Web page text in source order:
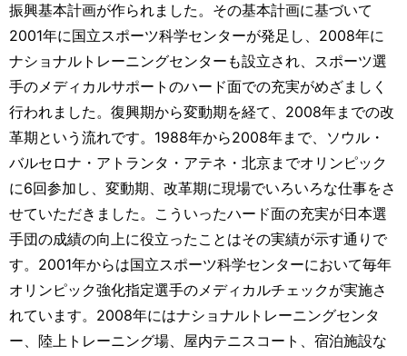
振興基本計画が作られました。その基本計画に基づいて
2001年に国立スポーツ科学センターが発足し、2008年に
ナショナルトレーニングセンターも設立され、スポーツ選
手のメディカルサポートのハード面での充実がめざましく
行われました。復興期から変動期を経て、2008年までの改
革期という流れです。1988年から2008年まで、ソウル・
バルセロナ・アトランタ・アテネ・北京までオリンピック
に6回参加し、変動期、改革期に現場でいろいろな仕事をさ
せていただきました。こういったハード面の充実が日本選
手団の成績の向上に役立ったことはその実績が示す通りで
す。2001年からは国立スポーツ科学センターにおいて毎年
オリンピック強化指定選手のメディカルチェックが実施さ
れています。2008年にはナショナルトレーニングセンタ
ー、陸上トレーニング場、屋内テニスコート、宿泊施設な